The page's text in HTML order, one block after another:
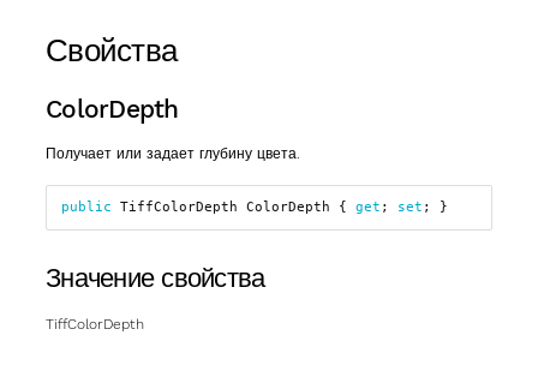
Свойства
ColorDepth
Получает или задает глубину цвета.
public TiffColorDepth ColorDepth { get ; set ; }
Значение свойства
TiffColorDepth